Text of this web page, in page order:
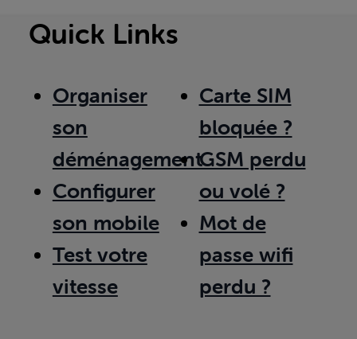
Quick Links
Organiser
son
déménagement
Configurer
son mobile
Test votre
vitesse
Carte SIM
bloquée ?
GSM perdu
ou volé ?
Mot de
passe wifi
perdu ?